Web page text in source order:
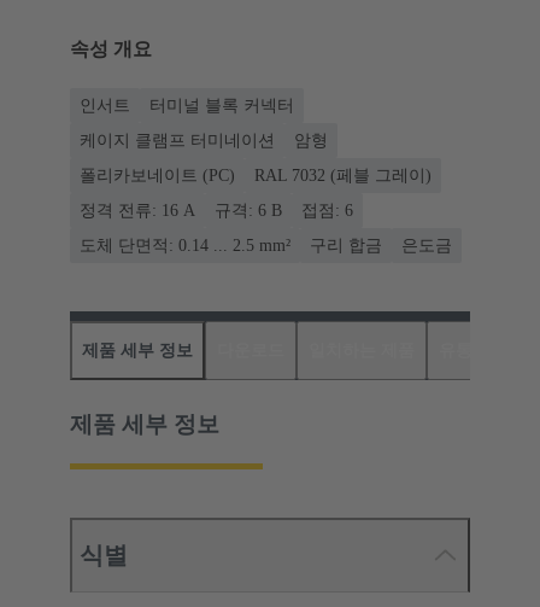
속성 개요
인서트
터미널 블록 커넥터
케이지 클램프 터미네이션
암형
폴리카보네이트 (PC)
RAL 7032 (페블 그레이)
정격 전류: ‌16 A
규격: 6 B
접점: 6
도체 단면적: 0.14 ... 2.5 mm²
구리 합금 은도금
제품 세부 정보
제품 세부 정보
식별